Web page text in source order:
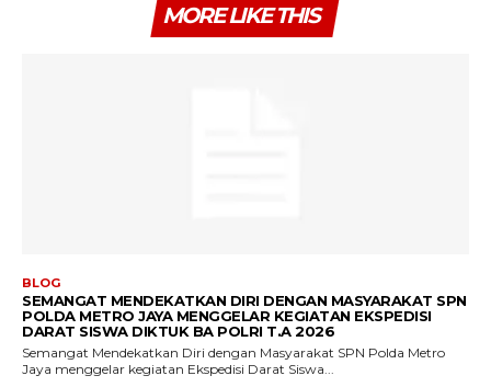
MORE LIKE THIS
BLOG
SEMANGAT MENDEKATKAN DIRI DENGAN MASYARAKAT SPN
POLDA METRO JAYA MENGGELAR KEGIATAN EKSPEDISI
DARAT SISWA DIKTUK BA POLRI T.A 2026
Semangat Mendekatkan Diri dengan Masyarakat SPN Polda Metro
Jaya menggelar kegiatan Ekspedisi Darat Siswa...